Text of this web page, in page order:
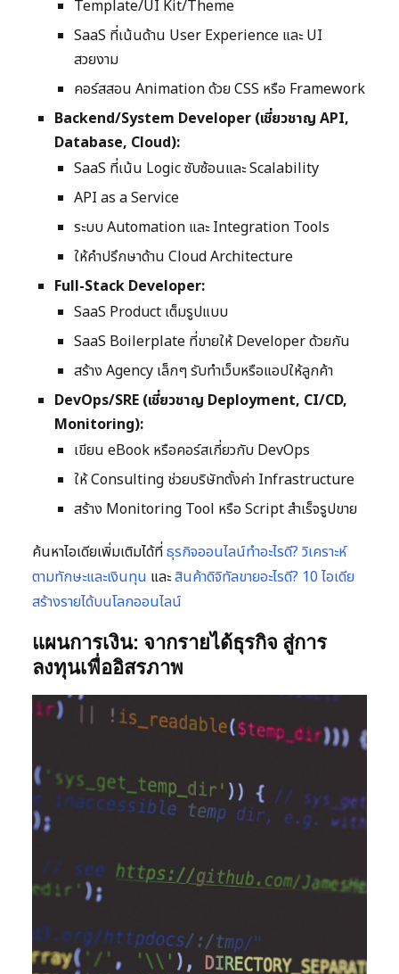
Template/UI Kit/Theme
SaaS ที่เน้นด้าน User Experience และ UI
สวยงาม
คอร์สสอน Animation ด้วย CSS หรือ Framework
Backend/System Developer (เชี่ยวชาญ API,
Database, Cloud):
SaaS ที่เน้น Logic ซับซ้อนและ Scalability
API as a Service
ระบบ Automation และ Integration Tools
ให้คำปรึกษาด้าน Cloud Architecture
Full-Stack Developer:
SaaS Product เต็มรูปแบบ
SaaS Boilerplate ที่ขายให้ Developer ด้วยกัน
สร้าง Agency เล็กๆ รับทำเว็บหรือแอปให้ลูกค้า
DevOps/SRE (เชี่ยวชาญ Deployment, CI/CD,
Monitoring):
เขียน eBook หรือคอร์สเกี่ยวกับ DevOps
ให้ Consulting ช่วยบริษัทตั้งค่า Infrastructure
สร้าง Monitoring Tool หรือ Script สำเร็จรูปขาย
ค้นหาไอเดียเพิ่มเติมได้ที่ธุรกิจออนไลน์ทำอะไรดี? วิเคราะห์
ตามทักษะและเงินทุน และสินค้าดิจิทัลขายอะไรดี? 10 ไอเดีย
สร้างรายได้บนโลกออนไลน์
แผนการเงิน: จากรายได้ธุรกิจ สู่การ
ลงทุนเพื่ออิสรภาพ